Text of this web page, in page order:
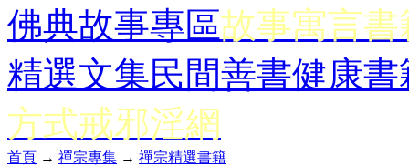
佛典故事專區故事寓言書
精選文集民間善書健康書
方式戒邪淫網
首頁 → 禪宗專集 → 禪宗精選書籍